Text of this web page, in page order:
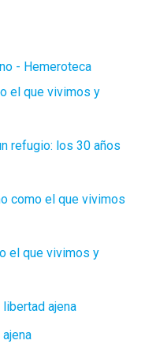
- Hemeroteca
el que vivimos y
refugio: los 30 años
como el que vivimos
el que vivimos y
ajena